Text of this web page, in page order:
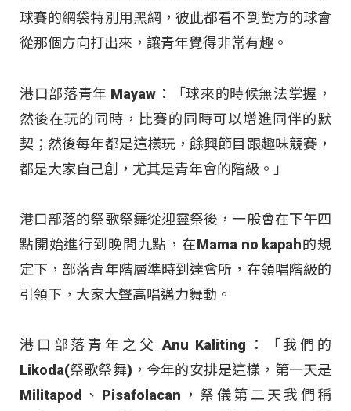
球賽的網袋特別用黑網，彼此都看不到對方的球會
從那個方向打出來，讓青年覺得非常有趣。
港口部落青年 Mayaw：「球來的時候無法掌握，
然後在玩的同時，比賽的同時可以增進同伴的默
契；然後每年都是這樣玩，餘興節目跟趣味競賽，
都是大家自己創，尤其是青年會的階級。」
港口部落的祭歌祭舞從迎靈祭後，一般會在下午四
點開始進行到晚間九點，在Mama no kapah的規
定下，部落青年階層準時到達會所，在領唱階級的
引領下，大家大聲高唱邁力舞動。
港口部落青年之父 Anu Kaliting：「我們的
Likoda(祭歌祭舞)，今年的安排是這樣，第一天是
Militapod、Pisafolacan，祭儀第二天我們稱